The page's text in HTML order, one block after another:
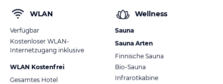
WLAN
Verfügbar
Kostenloser WLAN-
Internetzugang inklusive
WLAN Kostenfrei
Gesamtes Hotel
Wellness
Sauna
Sauna Arten
Finnische Sauna
Bio-Sauna
Infrarotkabine